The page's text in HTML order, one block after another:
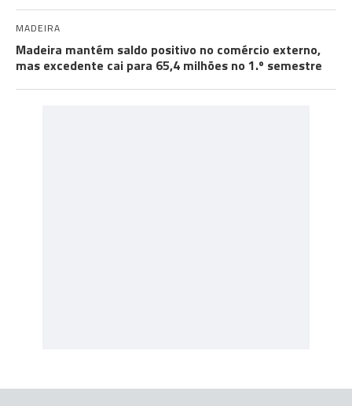
MADEIRA
Madeira mantém saldo positivo no comércio externo,
mas excedente cai para 65,4 milhões no 1.º semestre